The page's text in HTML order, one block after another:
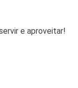
e aproveitar!